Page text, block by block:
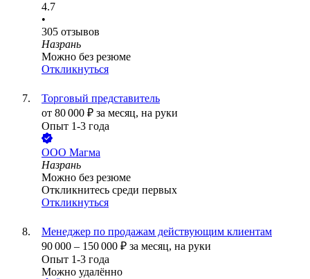
4.7
•
305 отзывов
Назрань
Можно без резюме
Откликнуться
Торговый представитель
от 80 000 ₽ за месяц, на руки
Опыт 1-3 года
ООО Магма
Назрань
Можно без резюме
Откликнитесь среди первых
Откликнуться
Менеджер по продажам действующим клиентам
90 000 – 150 000 ₽ за месяц, на руки
Опыт 1-3 года
Можно удалённо